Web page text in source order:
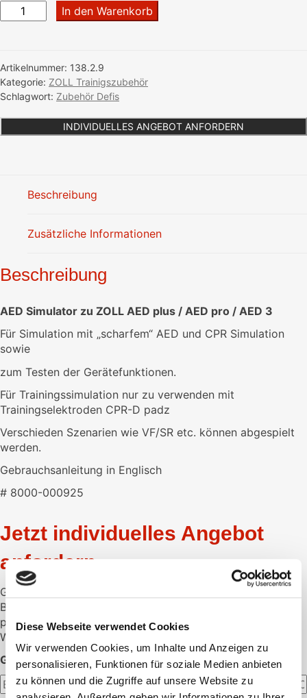
Diese Webseite verwendet Cookies
Wir verwenden Cookies, um Inhalte und Anzeigen zu
personalisieren, Funktionen für soziale Medien anbieten
zu können und die Zugriffe auf unsere Website zu
AED
Simulator
AED
plus
AED
pro
In den Warenkorb
Artikelnummer: 138.2.9
Kategorie: ZOLL Trainigszubehör
Schlagwort: Zubehör Defis
INDIVIDUELLES ANGEBOT ANFORDERN
Beschreibung
Zusätzliche Informationen
Beschreibung
AED Simulator zu ZOLL AED plus / AED pro / AED 3
Für Simulation mit „scharfem“ AED und CPR Simulation
sowie
zum Testen der Gerätefunktionen.
Für Trainingssimulation nur zu verwenden mit
Trainingselektroden CPR-D padz
Verschieden Szenarien wie VF/SR etc. können abgespielt
werden.
Gebrauchsanleitung in Englisch
# 8000-000925
Jetzt individuelles Angebot
anfordern
Gerne unterbreiten wir Ihnen ein individuelles Angebot.
Bitte hinterlassen Sie hier die gewünschte Menge und Ihre
persönlichen Daten.
Wir melden uns dann schnellstmöglich bei Ihnen.
GEWÜNSCHTE MENGE: